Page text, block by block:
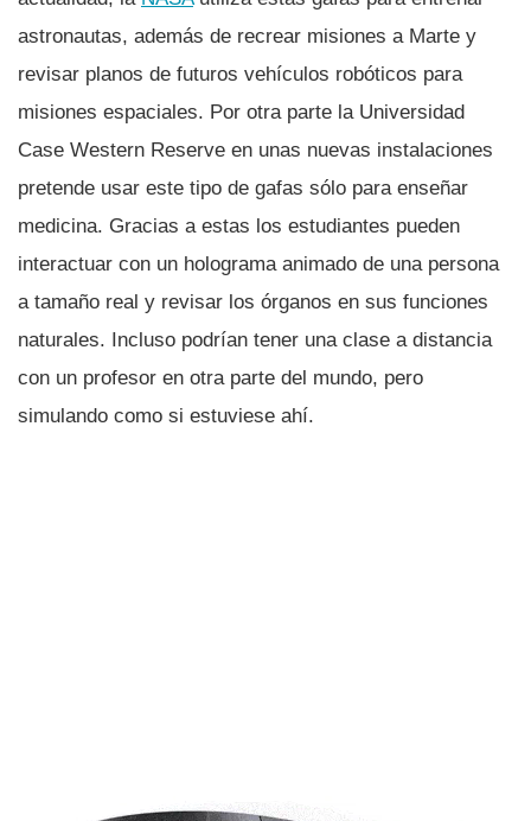
astronautas, además de recrear misiones a Marte y
revisar planos de futuros vehí­culos robóticos para
misiones espaciales. Por otra parte la Universidad
Case Western Reserve en unas nuevas instalaciones
pretende usar este tipo de gafas sólo para enseñar
medicina. Gracias a estas los estudiantes pueden
interactuar con un holograma animado de una persona
a tamaño real y revisar los órganos en sus funciones
naturales. Incluso podrí­an tener una clase a distancia
con un profesor en otra parte del mundo, pero
simulando como si estuviese ahí­.